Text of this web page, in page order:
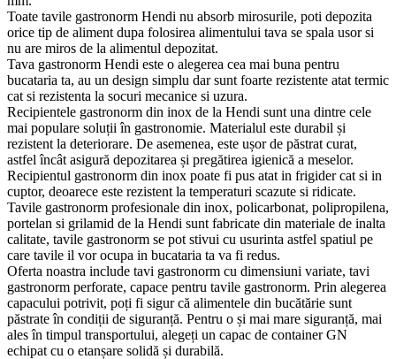
Toate tavile gastronorm Hendi nu absorb mirosurile, poti depozita
orice tip de aliment dupa folosirea alimentului tava se spala usor si
nu are miros de la alimentul depozitat.
Tava gastronorm Hendi este o alegerea cea mai buna pentru
bucataria ta, au un design simplu dar sunt foarte rezistente atat termic
cat si rezistenta la socuri mecanice si uzura.
Recipientele gastronorm din inox de la Hendi sunt una dintre cele
mai populare soluții în gastronomie. Materialul este durabil și
rezistent la deteriorare. De asemenea, este ușor de păstrat curat,
astfel încât asigură depozitarea și pregătirea igienică a meselor.
Recipientul gastronorm din inox poate fi pus atat in frigider cat si in
cuptor, deoarece este rezistent la temperaturi scazute si ridicate.
Tavile gastronorm profesionale din inox, policarbonat, polipropilena,
portelan si grilamid de la Hendi sunt fabricate din materiale de inalta
calitate, tavile gastronorm se pot stivui cu usurinta astfel spatiul pe
care tavile il vor ocupa in bucataria ta va fi redus.
Oferta noastra include tavi gastronorm cu dimensiuni variate, tavi
gastronorm perforate, capace pentru tavile gastronorm. Prin alegerea
capacului potrivit, poți fi sigur că alimentele din bucătărie sunt
păstrate în condiții de siguranță. Pentru o și mai mare siguranță, mai
ales în timpul transportului, alegeți un capac de container GN
echipat cu o etanșare solidă și durabilă.